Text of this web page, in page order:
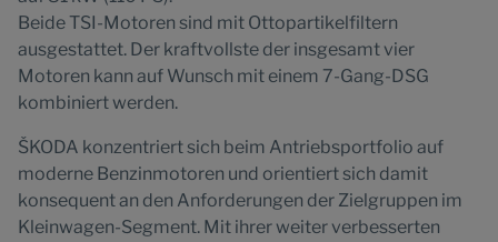
Beide TSI-Motoren sind mit Ottopartikelfiltern
ausgestattet. Der kraftvollste der insgesamt vier
Motoren kann auf Wunsch mit einem 7-Gang-DSG
kombiniert werden.
ŠKODA konzentriert sich beim Antriebsportfolio auf
moderne Benzinmotoren und orientiert sich damit
konsequent an den Anforderungen der Zielgruppen im
Kleinwagen-Segment. Mit ihrer weiter verbesserten